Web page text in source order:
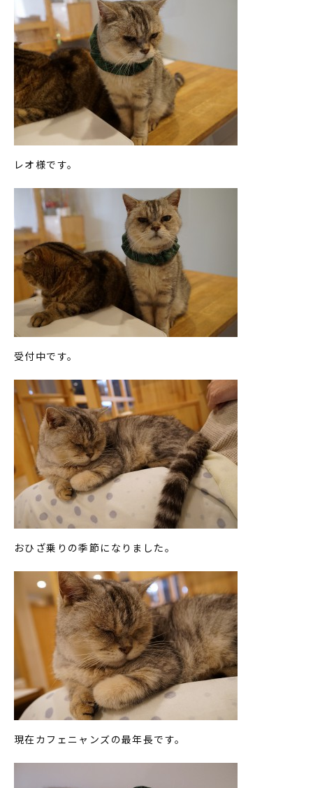
レオ様です。
受付中です。
おひざ乗りの季節になりました。
現在カフェニャンズの最年長です。